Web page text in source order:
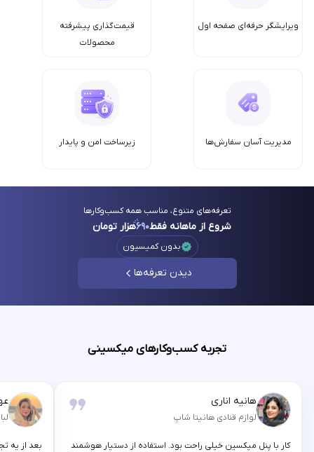
ویرایشگر حرفه‌ای صفحه اول
قیمت‌گذاری پیشرفته
محصولات
مدیریت آسان سفارش‌ها زیرساخت امن‌ و پایدار
تعرفه‌های متنوع، مناسب همه کسب‌وکارها
شروع از ماهانه فقط۶۹۰هزار تومان
بدون کمیسیون
دیدن تعرفه‌ها
تجربه کسب‌وکارهای میکسینی
هانیه اناری
لوازم قنادی هانیتا شاپ
کار با پنل میکسین خیلی راحت بود. استفاده از دستیار هوشمند
بعد از یه